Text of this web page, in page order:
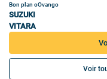
Bon plan oOvango
SUZUKI
VITARA
Voir